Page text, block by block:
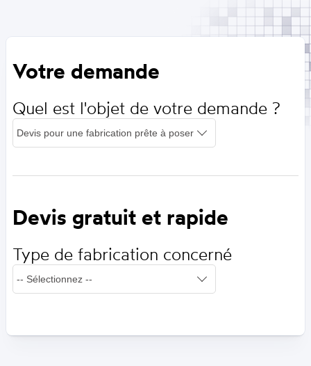
Votre demande
Quel est l'objet de votre demande ?
Devis gratuit et rapide
Type de fabrication concerné